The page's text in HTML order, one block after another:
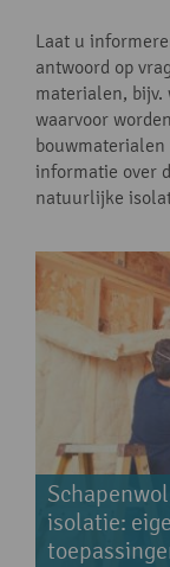
Laat u
antwoord op
materialen,
waarvoor
informatie over
natuurlijke
isolatie: